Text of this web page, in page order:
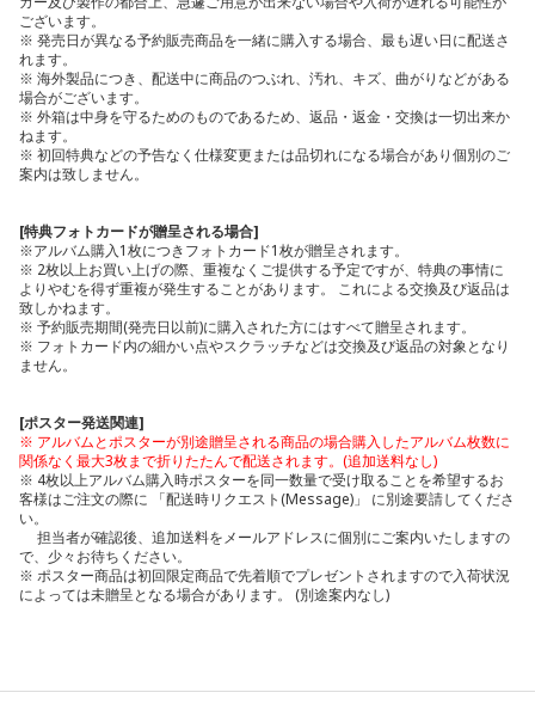
ございます。
※ 発売日が異なる予約販売商品を一緒に購入する場合、最も遅い日に配送さ
れます。
※ 海外製品につき、配送中に商品のつぶれ、汚れ、キズ、曲がりなどがある
場合がございます。
※ 外箱は中身を守るためのものであるため、返品・返金・交換は一切出来か
ねます。
※ 初回特典などの予告なく仕様変更または品切れになる場合があり個別のご
案内は致しません。
[特典フォトカードが贈呈される場合]
※アルバム購入1枚につきフォトカード1枚が贈呈されます。
※ 2枚以上お買い上げの際、重複なくご提供する予定ですが、特典の事情に
よりやむを得ず重複が発生することがあります。 これによる交換及び返品は
致しかねます。
※ 予約販売期間(発売日以前)に購入された方にはすべて贈呈されます。
※ フォトカード内の細かい点やスクラッチなどは交換及び返品の対象となり
ません。
[ポスター発送関連]
※ アルバムとポスターが別途贈呈される商品の場合購入したアルバム枚数に
関係なく最大3枚まで折りたたんで配送されます。(追加送料なし)
※ 4枚以上アルバム購入時ポスターを同一数量で受け取ることを希望するお
客様はご注文の際に 「配送時リクエスト(Message)」 に別途要請してくださ
い。
担当者が確認後、追加送料をメールアドレスに個別にご案内いたしますの
で、少々お待ちください。
※ ポスター商品は初回限定商品で先着順でプレゼントされますので入荷状況
によっては未贈呈となる場合があります。 (別途案内なし)